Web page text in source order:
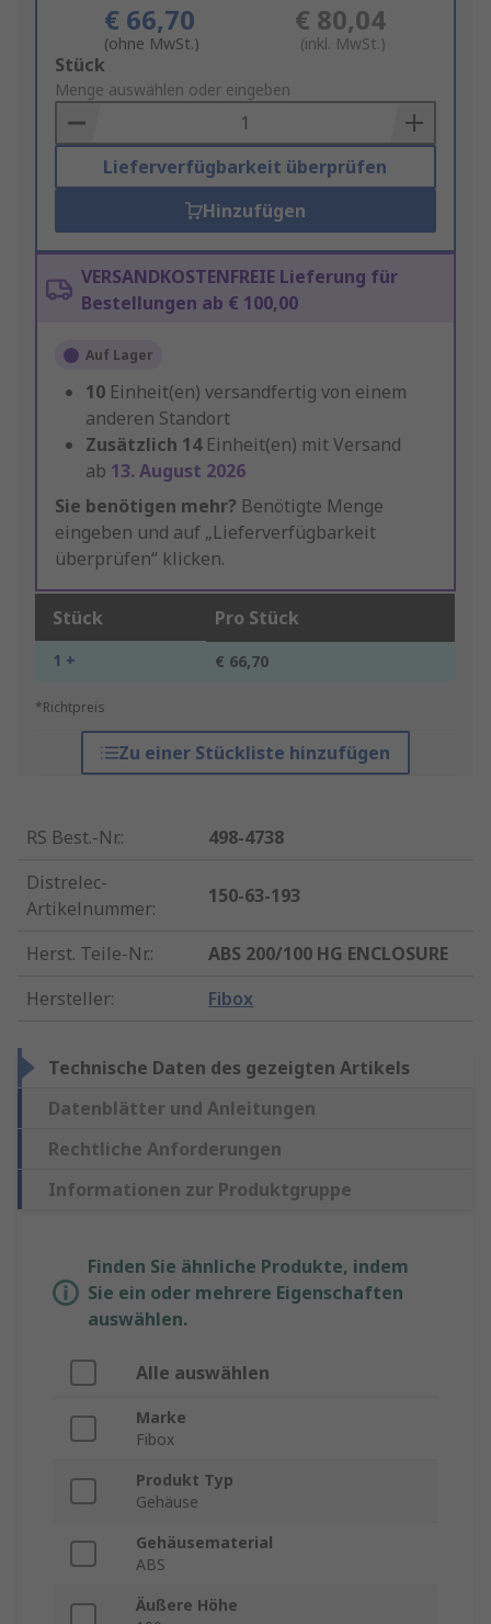
€ 66,70
(ohne MwSt.)
€ 80,04
(inkl. MwSt.)
Add
to
Basket
Stück
Menge auswählen oder eingeben
Lieferverfügbarkeit überprüfen
Hinzufügen
VERSANDKOSTENFREIE Lieferung für
Bestellungen ab € 100,00
Auf Lager
10 Einheit(en) versandfertig von einem
anderen Standort
Zusätzlich 14 Einheit(en) mit Versand
ab 13. August 2026
Sie benötigen mehr? Benötigte Menge
eingeben und auf „Lieferverfügbarkeit
überprüfen“ klicken.
Stück Pro Stück
1 + € 66,70
*Richtpreis
Zu einer Stückliste hinzufügen
RS Best.-Nr.:
498-4738
Distrelec-
Artikelnummer:
150-63-193
Herst. Teile-Nr.:
ABS 200/100 HG ENCLOSURE
Hersteller: Fibox
Technische Daten des gezeigten Artikels
Datenblätter und Anleitungen
Rechtliche Anforderungen
Informationen zur Produktgruppe
Finden Sie ähnliche Produkte, indem
Sie ein oder mehrere Eigenschaften
auswählen.
Alle auswählen
Marke
Fibox
Produkt Typ
Gehäuse
Gehäusematerial
ABS
Äußere Höhe